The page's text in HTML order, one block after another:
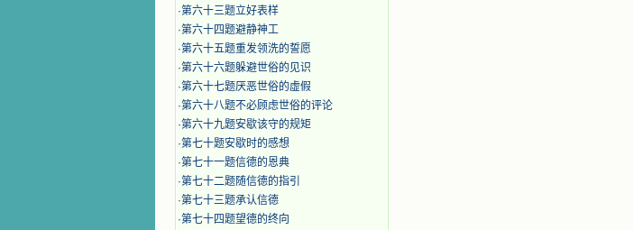
·第六十三题立好表样
·第六十四题避静神工
·第六十五题重发领洗的誓愿
·第六十六题躲避世俗的见识
·第六十七题厌恶世俗的虚假
·第六十八题不必顾虑世俗的评论
·第六十九题安歇该守的规矩
·第七十题安歇时的感想
·第七十一题信德的恩典
·第七十二题随信德的指引
·第七十三题承认信德
·第七十四题望德的终向